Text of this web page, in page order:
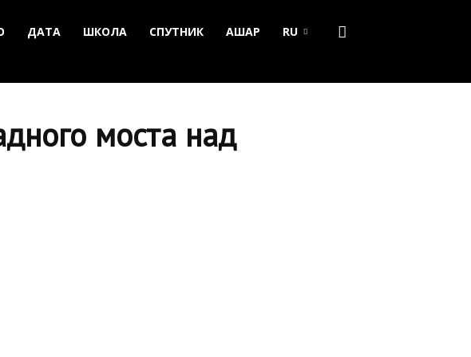
ДАТА ШКОЛА СПУТНИК АШАР RU
моста над